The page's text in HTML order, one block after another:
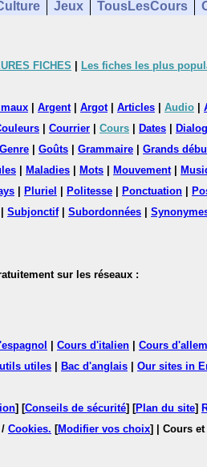
Jeux TousLesCours
FICHES Les fiches les plus
Argent| Argot| Articles Audio
Courrier Cours Dates
Genre Goûts Grammaire Grands
Maladies Mots Mouvement|
Pluriel Politesse Ponctuation
Subjonctif| Subordonnées
sur les réseaux :
Cours d'italien Cours
utiles Bac d'anglais Our sites in
] [Conseils de sécurité] [Plan du site]
/ Cookies. [Modifier vos choix]
| Cours